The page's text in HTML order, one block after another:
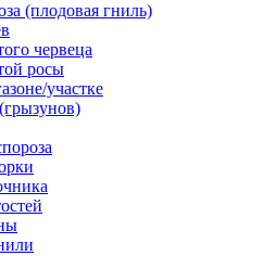
(плодовая гниль)
червеца
росы
участке